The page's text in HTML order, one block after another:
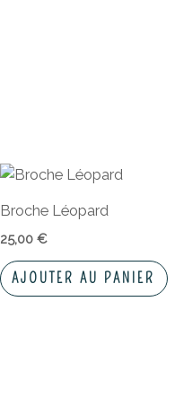
Broche Léopard
25,00 €
AJOUTER AU PANIER